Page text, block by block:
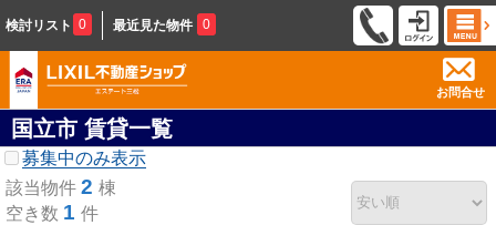
検討リスト 0 最近見た物件 0
お問合せ
国立市 賃貸一覧
募集中のみ表示
該当物件 2 棟
空き数 1 件